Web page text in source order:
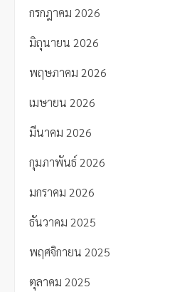
กรกฎาคม 2026
มิถุนายน 2026
พฤษภาคม 2026
เมษายน 2026
มีนาคม 2026
กุมภาพันธ์ 2026
มกราคม 2026
ธันวาคม 2025
พฤศจิกายน 2025
ตุลาคม 2025